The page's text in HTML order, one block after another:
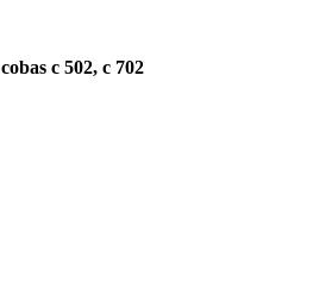
cobas c 502, c 702